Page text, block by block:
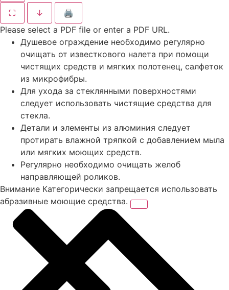
⛶ ↓
🖨
Please select a PDF file or enter a PDF URL.
Душевое ограждение необходимо регулярно
очищать от известкового налета при помощи
чистящих средств и мягких полотенец, салфеток
из микрофибры.
Для ухода за стеклянными поверхностями
следует использовать чистящие средства для
стекла.
Детали и элементы из алюминия следует
протирать влажной тряпкой с добавлением мыла
или мягких моющих средств.
Регулярно необходимо очищать желоб
направляющей роликов.
Внимание Категорически запрещается использовать
абразивные моющие средства.